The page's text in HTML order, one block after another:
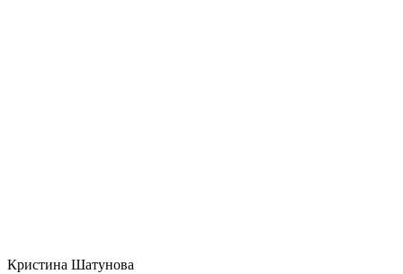
Кристина Шатунова